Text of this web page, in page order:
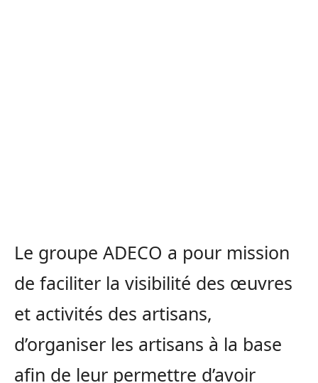
Le groupe ADECO a pour mission
de faciliter la visibilité des œuvres
et activités des artisans,
d’organiser les artisans à la base
afin de leur permettre d’avoir